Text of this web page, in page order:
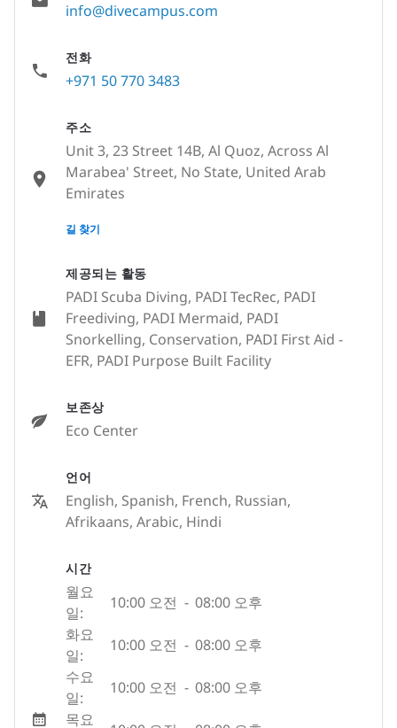
제공되는 활동
PADI Scuba Diving, PADI TecRec, PADI
Freediving, PADI Mermaid, PADI
Snorkelling, Conservation, PADI First Aid -
EFR, PADI Purpose Built Facility
보존상
Eco Center
언어
English, Spanish, French, Russian,
Afrikaans, Arabic, Hindi
시간
월요
일:
10:00 오전 - 08:00 오후
화요
일:
10:00 오전 - 08:00 오후
수요
일:
10:00 오전 - 08:00 오후
목요
info@divecampus.com
전화
+971 50 770 3483
주소
Unit 3, 23 Street 14B, Al Quoz, Across Al
Marabea' Street, No State, United Arab
Emirates
None
길 찾기